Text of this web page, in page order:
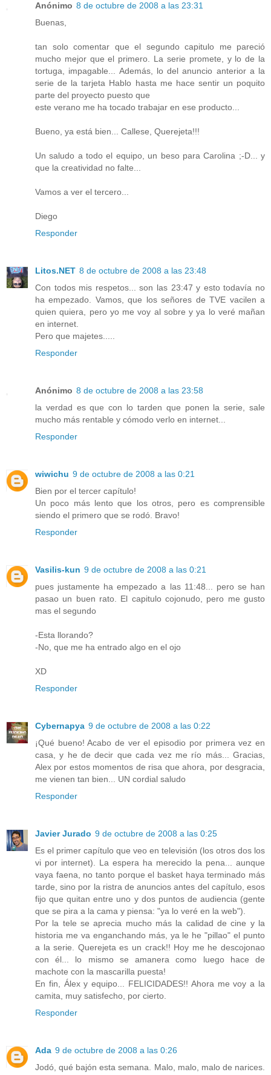
Anónimo 8 de octubre de 2008 a las 23:31
Buenas,
tan solo comentar que el segundo capitulo me pareció
mucho mejor que el primero. La serie promete, y lo de la
tortuga, impagable... Además, lo del anuncio anterior a la
serie de la tarjeta Hablo hasta me hace sentir un poquito
parte del proyecto puesto que
este verano me ha tocado trabajar en ese producto...
Bueno, ya está bien... Callese, Querejeta!!!
Un saludo a todo el equipo, un beso para Carolina ;-D... y
que la creatividad no falte...
Vamos a ver el tercero...
Diego
Responder
Litos.NET 8 de octubre de 2008 a las 23:48
Con todos mis respetos... son las 23:47 y esto todavía no
ha empezado. Vamos, que los señores de TVE vacilen a
quien quiera, pero yo me voy al sobre y ya lo veré mañan
en internet.
Pero que majetes.....
Responder
Anónimo 8 de octubre de 2008 a las 23:58
la verdad es que con lo tarden que ponen la serie, sale
mucho más rentable y cómodo verlo en internet...
Responder
wiwichu 9 de octubre de 2008 a las 0:21
Bien por el tercer capítulo!
Un poco más lento que los otros, pero es comprensible
siendo el primero que se rodó. Bravo!
Responder
Vasilis-kun 9 de octubre de 2008 a las 0:21
pues justamente ha empezado a las 11:48... pero se han
pasao un buen rato. El capitulo cojonudo, pero me gusto
mas el segundo
-Esta llorando?
-No, que me ha entrado algo en el ojo
XD
Responder
Cybernapya 9 de octubre de 2008 a las 0:22
¡Qué bueno! Acabo de ver el episodio por primera vez en
casa, y he de decir que cada vez me río más... Gracias,
Alex por estos momentos de risa que ahora, por desgracia,
me vienen tan bien... UN cordial saludo
Responder
Javier Jurado 9 de octubre de 2008 a las 0:25
Es el primer capítulo que veo en televisión (los otros dos los
vi por internet). La espera ha merecido la pena... aunque
vaya faena, no tanto porque el basket haya terminado más
tarde, sino por la ristra de anuncios antes del capítulo, esos
fijo que quitan entre uno y dos puntos de audiencia (gente
que se pira a la cama y piensa: "ya lo veré en la web").
Por la tele se aprecia mucho más la calidad de cine y la
historia me va enganchando más, ya le he "pillao" el punto
a la serie. Querejeta es un crack!! Hoy me he descojonao
con él... lo mismo se amanera como luego hace de
machote con la mascarilla puesta!
En fin, Álex y equipo... FELICIDADES!! Ahora me voy a la
camita, muy satisfecho, por cierto.
Responder
Ada 9 de octubre de 2008 a las 0:26
Jodó, qué bajón esta semana. Malo, malo, malo de narices.